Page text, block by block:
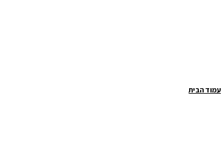
עמוד הבית